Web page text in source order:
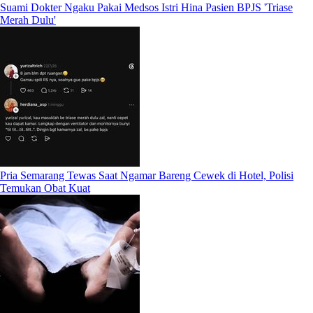
Suami Dokter Ngaku Pakai Medsos Istri Hina Pasien BPJS 'Triase
Merah Dulu'
Pria Semarang Tewas Saat Ngamar Bareng Cewek di Hotel, Polisi
Temukan Obat Kuat